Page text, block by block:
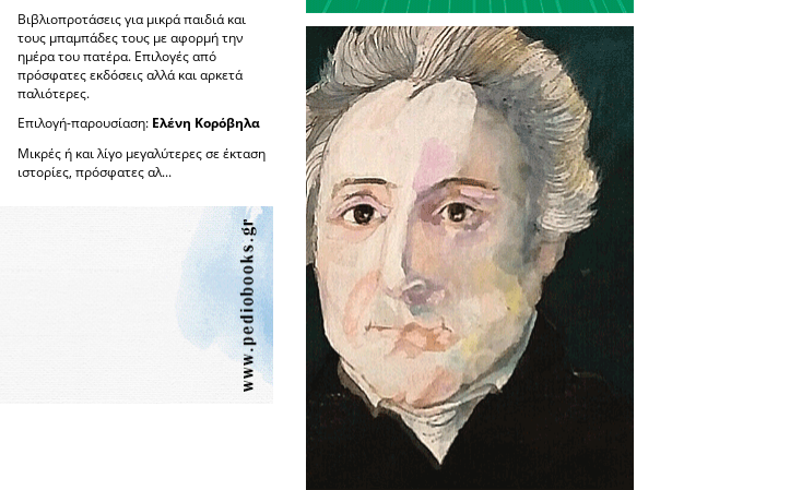
Βιβλιοπροτάσεις για μικρά παιδιά και
τους μπαμπάδες τους με αφορμή την
ημέρα του πατέρα. Επιλογές από
πρόσφατες εκδόσεις αλλά και αρκετά
παλιότερες.
Επιλογή-παρουσίαση: Ελένη Κορόβηλα
Μικρές ή και λίγο μεγαλύτερες σε έκταση
ιστορίες, πρόσφατες αλ...